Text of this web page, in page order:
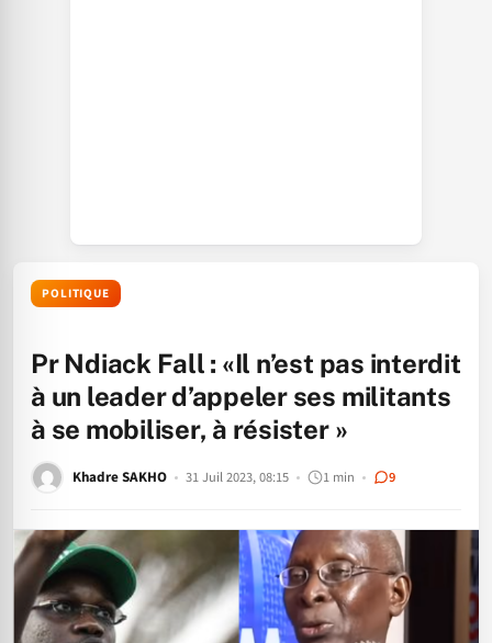
POLITIQUE
Pr Ndiack Fall : «Il n’est pas interdit
à un leader d’appeler ses militants
à se mobiliser, à résister »
Khadre SAKHO 31 Juil 2023, 08:15 1 min 9